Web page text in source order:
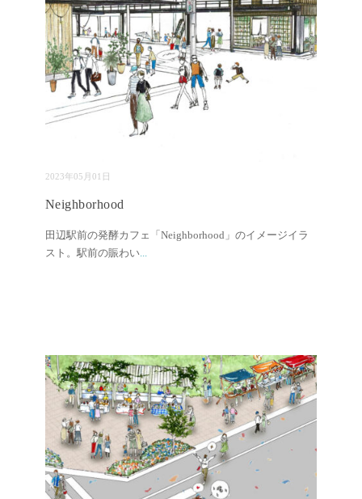
2023年05月01日
Neighborhood
田辺駅前の発酵カフェ「Neighborhood」のイメージイラ
スト。駅前の賑わい...